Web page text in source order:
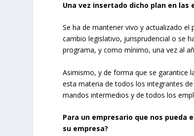
Una vez insertado dicho plan en las
Se ha de mantener vivo y actualizado
cambio legislativo, jurisprudencial o se
programa, y como mínimo, una vez al
Asimismo, y de forma que se garantice
esta materia de todos los integrantes
mandos intermedios y de todos los
Para un empresario que nos pueda
su empresa?